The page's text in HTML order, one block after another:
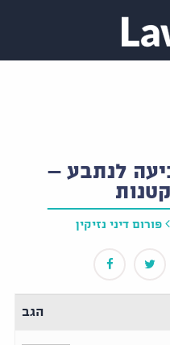
לנתבע –
פורום דיני נזיקין
הגב